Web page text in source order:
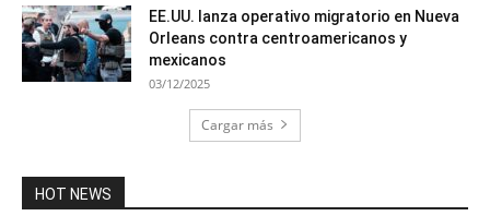
EE.UU. lanza operativo migratorio en Nueva
Orleans contra centroamericanos y
mexicanos
03/12/2025
Cargar más
HOT NEWS